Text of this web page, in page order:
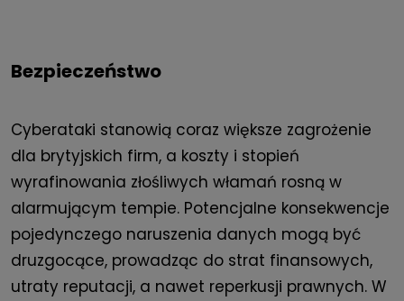
Bezpieczeństwo
Cyberataki stanowią coraz większe zagrożenie
dla brytyjskich firm, a koszty i stopień
wyrafinowania złośliwych włamań rosną w
alarmującym tempie. Potencjalne konsekwencje
pojedynczego naruszenia danych mogą być
druzgocące, prowadząc do strat finansowych,
utraty reputacji, a nawet reperkusji prawnych. W